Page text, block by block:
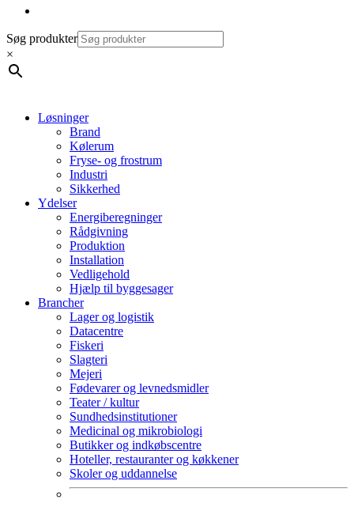
Søg produkter
×
Løsninger
Brand
Kølerum
Fryse- og frostrum
Industri
Sikkerhed
Ydelser
Energiberegninger
Rådgivning
Produktion
Installation
Vedligehold
Hjælp til byggesager
Brancher
Lager og logistik
Datacentre
Fiskeri
Slagteri
Mejeri
Fødevarer og levnedsmidler
Teater / kultur
Sundhedsinstitutioner
Medicinal og mikrobiologi
Butikker og indkøbscentre
Hoteller, restauranter og køkkener
Skoler og uddannelse